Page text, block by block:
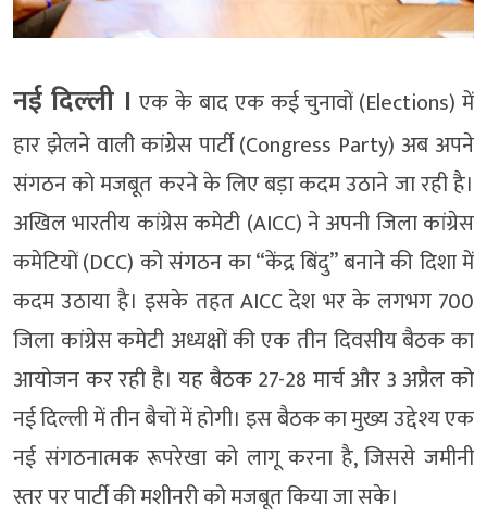
नई दिल्‍ली । एक के बाद एक कई चुनावों (Elections) में
हार झेलने वाली कांग्रेस पार्टी (Congress Party) अब अपने
संगठन को मजबूत करने के लिए बड़ा कदम उठाने जा रही है।
अखिल भारतीय कांग्रेस कमेटी (AICC) ने अपनी जिला कांग्रेस
कमेटियों (DCC) को संगठन का “केंद्र बिंदु” बनाने की दिशा में
कदम उठाया है। इसके तहत AICC देश भर के लगभग 700
जिला कांग्रेस कमेटी अध्यक्षों की एक तीन दिवसीय बैठक का
आयोजन कर रही है। यह बैठक 27-28 मार्च और 3 अप्रैल को
नई दिल्ली में तीन बैचों में होगी। इस बैठक का मुख्य उद्देश्य एक
नई संगठनात्मक रूपरेखा को लागू करना है, जिससे जमीनी
स्तर पर पार्टी की मशीनरी को मजबूत किया जा सके।